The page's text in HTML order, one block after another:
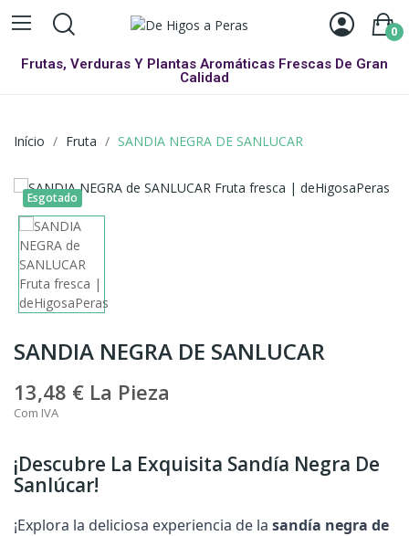
0
Frutas, Verduras Y Plantas Aromáticas Frescas De Gran
Calidad
Início Fruta SANDIA NEGRA DE SANLUCAR
Esgotado
SANDIA NEGRA DE SANLUCAR
13,48 € La Pieza
Com IVA
¡Descubre La Exquisita Sandía Negra De
Sanlúcar!
¡Explora la deliciosa experiencia de la sandía negra de